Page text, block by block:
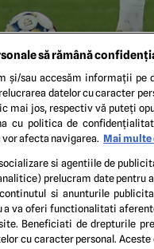
să rămână
și/sau accesăm informații pe
datelor cu caracter
mai jos, respectiv vă puteți
cu politica de
afecta navigarea. Mai multe
si agentiile de
prelucram date pentru
si anunturile
a va oferi functionalitati
Beneficiati de drepturile
cu caracter personal.